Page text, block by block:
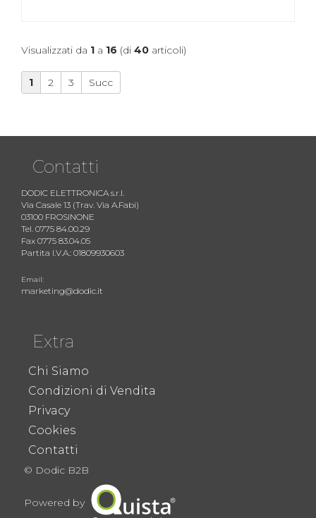
Visualizzati da 1 a 16 (di 40 articoli)
1 2 3 Succ
Contatti
DODIC ELETTRONICA s.r.l.
Via Casale 13 (Trav. Via A.Fabi)
03100 FROSINONE
Tel. 0775 84.00.29
Fax 0775 83.04.05
Partita I.V.A.: 01809930603
Email:
marketing@dodic.it
Extra
Chi Siamo
Condizioni di Vendita
Privacy
Cookies
Contatti
© Dodic B2B
Powered by